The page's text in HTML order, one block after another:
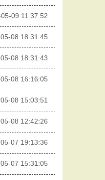
09 11:37:52
08 18:31:45
08 18:31:43
08 16:16:05
08 15:03:51
08 12:42:26
07 19:13:36
07 15:31:05